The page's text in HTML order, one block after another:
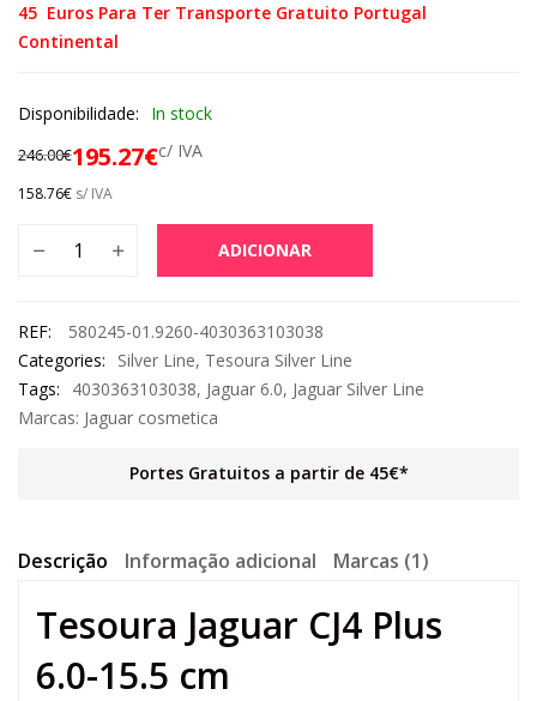
45 Euros Para Ter Transporte Gratuito Portugal
Continental
Disponibilidade: In stock
246.00€195.27€c/ IVA
158.76€ s/ IVA
ADICIONAR
REF:
580245-01.9260-4030363103038
Categories:
Silver Line, Tesoura Silver Line
Tags:
4030363103038, Jaguar 6.0, Jaguar Silver Line
Marcas: Jaguar cosmetica
Portes Gratuitos a partir de 45€*
Descrição Informação adicional Marcas (1)
Tesoura Jaguar CJ4 Plus
6.0-15.5 cm